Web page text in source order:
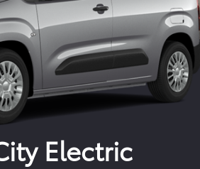
Electric